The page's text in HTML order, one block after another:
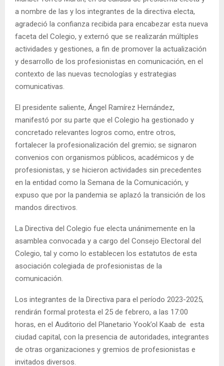
a nombre de las y los integrantes de la directiva electa,
agradeció la confianza recibida para encabezar esta nueva
faceta del Colegio, y externó que se realizarán múltiples
actividades y gestiones, a fin de promover la actualización
y desarrollo de los profesionistas en comunicación, en el
contexto de las nuevas tecnologías y estrategias
comunicativas.
El presidente saliente, Ángel Ramírez Hernández,
manifestó por su parte que el Colegio ha gestionado y
concretado relevantes logros como, entre otros,
fortalecer la profesionalización del gremio; se signaron
convenios con organismos públicos, académicos y de
profesionistas, y se hicieron actividades sin precedentes
en la entidad como la Semana de la Comunicación, y
expuso que por la pandemia se aplazó la transición de los
mandos directivos.
La Directiva del Colegio fue electa unánimemente en la
asamblea convocada y a cargo del Consejo Electoral del
Colegio, tal y como lo establecen los estatutos de esta
asociación colegiada de profesionistas de la
comunicación.
Los integrantes de la Directiva para el período 2023-2025,
rendirán formal protesta el 25 de febrero, a las 17:00
horas, en el Auditorio del Planetario Yook’ol Kaab de esta
ciudad capital, con la presencia de autoridades, integrantes
de otras organizaciones y gremios de profesionistas e
invitados diversos.